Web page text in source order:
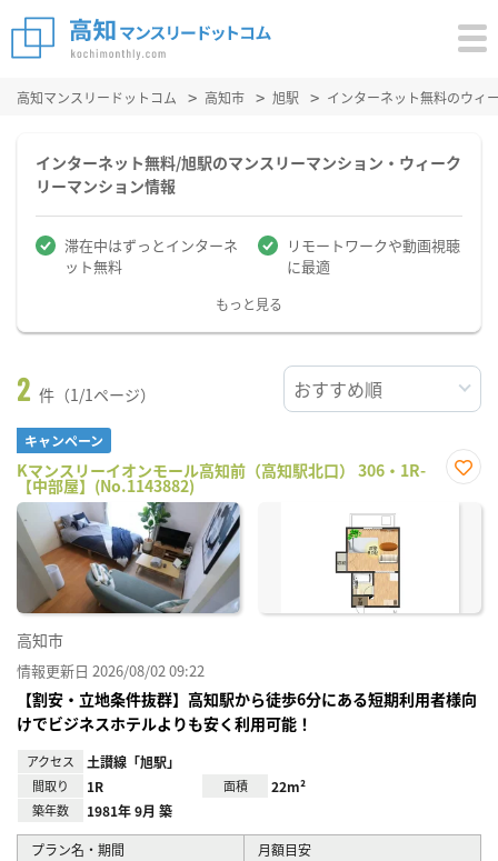
高知マンスリードットコム 高知市 旭駅 インターネット無料のウィ
インターネット無料/旭駅のマンスリーマンション・ウィーク
リーマンション情報
滞在中はずっとインターネ
ット無料
リモートワークや動画視聴
に最適
もっと見る
2 件（1/1ページ）
キャンペーン
Kマンスリーイオンモール高知前（高知駅北口） 306・1R-
【中部屋】(No.1143882)
に入
高知市
情報更新日 2026/08/02 09:22
【割安・立地条件抜群】高知駅から徒歩6分にある短期利用者様向
けでビジネスホテルよりも安く利用可能！
アクセス 土讃線「旭駅」
間取り 1R 面積 22m²
築年数 1981年 9月 築
プラン名・期間 月額目安